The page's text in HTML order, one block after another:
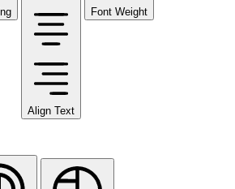
Align Text
Font Weight